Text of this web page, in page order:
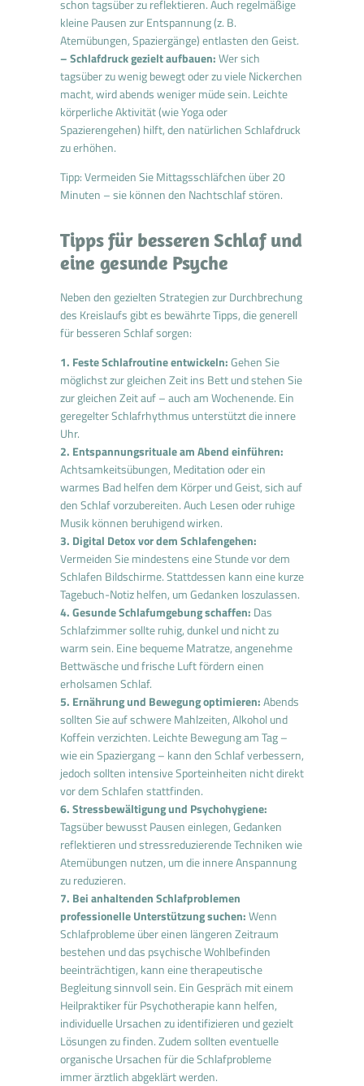
schon tagsüber zu reflektieren. Auch regelmäßige
kleine Pausen zur Entspannung (z. B.
Atemübungen, Spaziergänge) entlasten den Geist.
– Schlafdruck gezielt aufbauen:Wer sich
tagsüber zu wenig bewegt oder zu viele Nickerchen
macht, wird abends weniger müde sein. Leichte
körperliche Aktivität (wie Yoga oder
Spazierengehen) hilft, den natürlichen Schlafdruck
zu erhöhen.
Tipp: Vermeiden Sie Mittagsschläfchen über 20
Minuten – sie können den Nachtschlaf stören.
Tipps für besseren Schlaf und
eine gesunde Psyche
Neben den gezielten Strategien zur Durchbrechung
des Kreislaufs gibt es bewährte Tipps, die generell
für besseren Schlaf sorgen:
1. Feste Schlafroutine entwickeln:Gehen Sie
möglichst zur gleichen Zeit ins Bett und stehen Sie
zur gleichen Zeit auf – auch am Wochenende. Ein
geregelter Schlafrhythmus unterstützt die innere
Uhr.
2. Entspannungsrituale am Abend einführen:
Achtsamkeitsübungen, Meditation oder ein
warmes Bad helfen dem Körper und Geist, sich auf
den Schlaf vorzubereiten. Auch Lesen oder ruhige
Musik können beruhigend wirken.
3. Digital Detox vor dem Schlafengehen:
Vermeiden Sie mindestens eine Stunde vor dem
Schlafen Bildschirme. Stattdessen kann eine kurze
Tagebuch-Notiz helfen, um Gedanken loszulassen.
4. Gesunde Schlafumgebung schaffen: Das
Schlafzimmer sollte ruhig, dunkel und nicht zu
warm sein. Eine bequeme Matratze, angenehme
Bettwäsche und frische Luft fördern einen
erholsamen Schlaf.
5. Ernährung und Bewegung optimieren:Abends
sollten Sie auf schwere Mahlzeiten, Alkohol und
Koffein verzichten. Leichte Bewegung am Tag –
wie ein Spaziergang – kann den Schlaf verbessern,
jedoch sollten intensive Sporteinheiten nicht direkt
vor dem Schlafen stattfinden.
6. Stressbewältigung und Psychohygiene:
Tagsüber bewusst Pausen einlegen, Gedanken
reflektieren und stressreduzierende Techniken wie
Atemübungen nutzen, um die innere Anspannung
zu reduzieren.
7. Bei anhaltenden Schlafproblemen
professionelle Unterstützung suchen:Wenn
Schlafprobleme über einen längeren Zeitraum
bestehen und das psychische Wohlbefinden
beeinträchtigen, kann eine therapeutische
Begleitung sinnvoll sein. Ein Gespräch mit einem
Heilpraktiker für Psychotherapie kann helfen,
individuelle Ursachen zu identifizieren und gezielt
Lösungen zu finden. Zudem sollten eventuelle
organische Ursachen für die Schlafprobleme
immer ärztlich abgeklärt werden.